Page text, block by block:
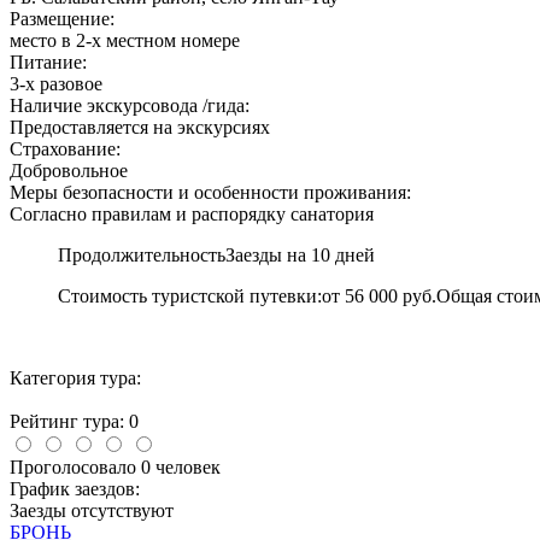
Размещение:
место в 2-х местном номере
Питание:
3-х разовое
Наличие экскурсовода /гида:
Предоставляется на экскурсиях
Страхование:
Добровольное
Меры безопасности и особенности проживания:
Согласно правилам и распорядку санатория
ПродолжительностьЗаезды на 10 дней
Стоимость туристской путевки:от 56 000 руб.Общая
Категория тура:
Рейтинг тура: 0
Проголосовало 0 человек
График заездов:
Заезды отсутствуют
БРОНЬ